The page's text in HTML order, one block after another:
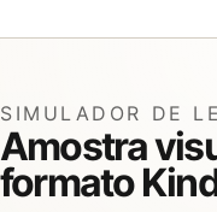
SIMULADOR DE
Amostra
formato